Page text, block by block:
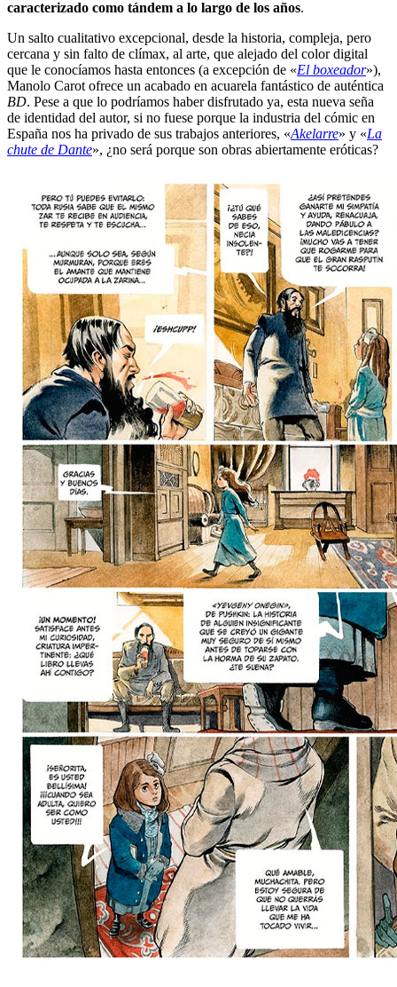
caracterizado como tándem a lo largo de los años.
Un salto cualitativo excepcional, desde la historia, compleja, pero
cercana y sin falto de clímax, al arte, que alejado del color digital
que le conocíamos hasta entonces (a excepción de «El boxeador»),
Manolo Carot ofrece un acabado en acuarela fantástico de auténtica
BD. Pese a que lo podríamos haber disfrutado ya, esta nueva seña
de identidad del autor, si no fuese porque la industria del cómic en
España nos ha privado de sus trabajos anteriores, «Akelarre» y «La
chute de Dante», ¿no será porque son obras abiertamente eróticas?